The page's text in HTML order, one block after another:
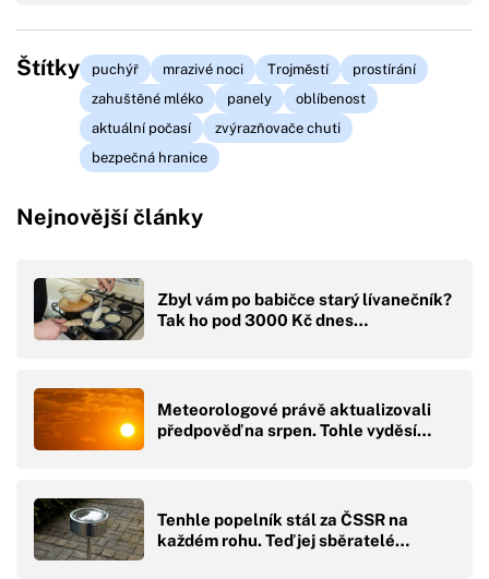
Štítky puchýř mrazivé noci Trojměstí
prostírání
zahuštěné mléko
panely
oblíbenost
aktuální počasí
zvýrazňovače chuti
bezpečná hranice
Nejnovější články
Zbyl vám po babičce starý lívanečník?
Tak ho pod 3000 Kč dnes…
Meteorologové právě aktualizovali
předpověď na srpen. Tohle vyděsí…
Tenhle popelník stál za ČSSR na
každém rohu. Teď jej sběratelé…